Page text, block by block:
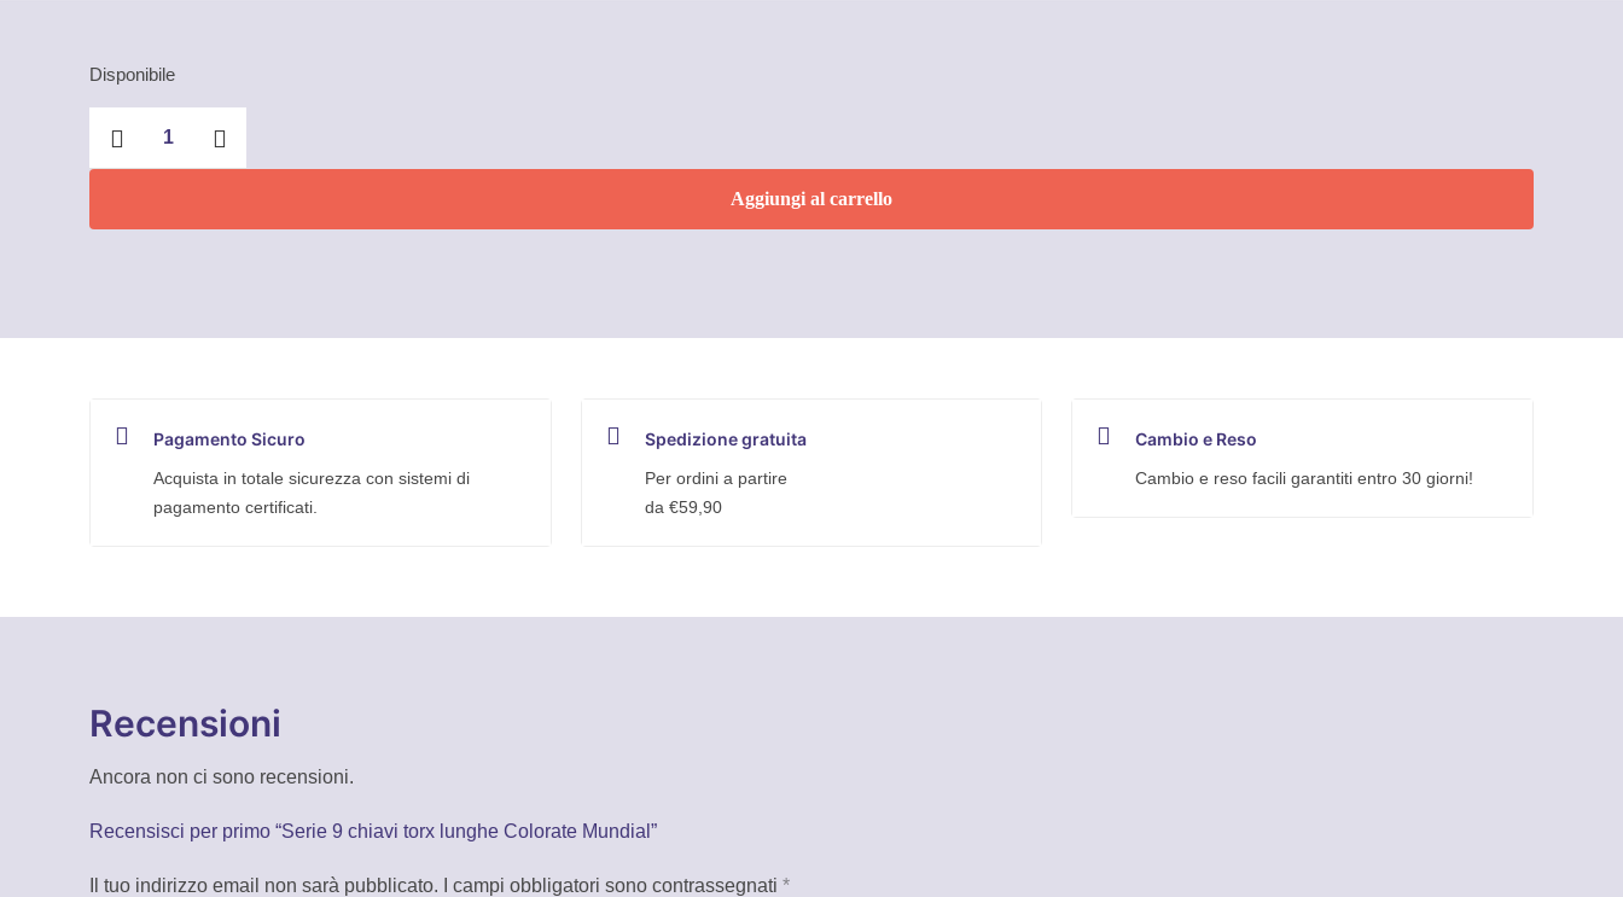
Disponibile
chiavi
lunghe
Aggiungi al carrello
Pagamento Sicuro
Acquista in totale sicurezza con sistemi di
pagamento certificati.
Spedizione gratuita
Per ordini a partire
da €59,90
Cambio e Reso
Cambio e reso facili garantiti entro 30 giorni!
Recensioni
Ancora non ci sono recensioni.
Recensisci per primo “Serie 9 chiavi torx lunghe Colorate Mundial”
Il tuo indirizzo email non sarà pubblicato. I campi obbligatori sono contrassegnati *